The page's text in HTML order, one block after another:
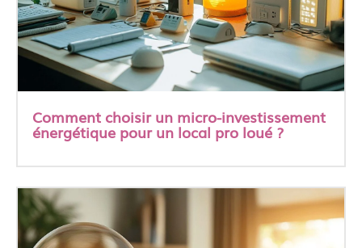
Comment choisir un micro-investissement
énergétique pour un local pro loué ?